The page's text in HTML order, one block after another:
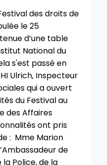
des droits de
le 25
d’une table
National du
s'est passé en
Ulrich, Inspecteur
qui a ouvert
du Festival au
des Affaires
ont pris
: Mme Marion
de
la Police, de la